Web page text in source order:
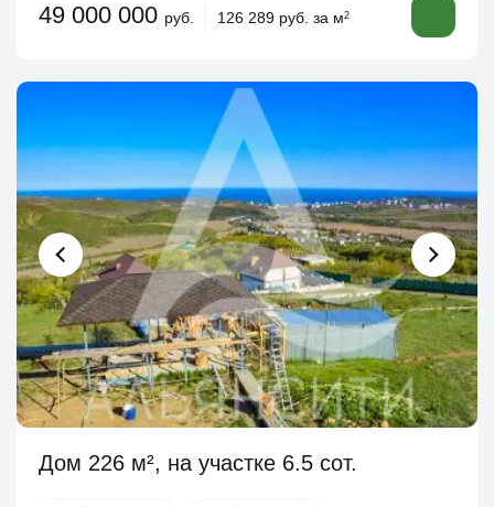
49 000 000 руб. 126 289 руб. за м2
Дом 226 м², на участке 6.5 сот.